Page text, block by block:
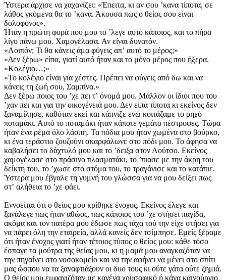
Ύστερα άρχισε να χαχανίζει: «Έπειτα, κι αν σου ʼκανα τίποτα, σε
λάθος γκόμενα θα το ʼκανα. Άκουσα πως ο θείος σου είναι
δολοφόνος».
Ήταν η πρώτη φορά που μου το ʼλεγε αυτό κάποιος, και το πήρα
λίγο πάνω μου. Χαμογέλασα. Αν είναι δυνατόν.
«Λοιπόν; Τι θα κάνεις άμα φύγεις απʼ αυτό το μέρος;»
«Δεν ξέρω» είπα, γιατί αυτό ήταν και το μόνο μέρος που ήξερα.
«Κολέγιο…;»
«Το κολέγιο είναι για χέστες. Πρέπει να φύγεις από δω και να
κάνεις τη ζωή σου, Σαμπίνα.»
Δεν ξέρω ποιος του ʼχε πει τʼ όνομά μου. Μάλλον οι ίδιοι που του
ʼχαν πει και για την οικογένειά μου. Δεν είπα τίποτα κι εκείνος δεν
ξαναμίλησε, καθόταν εκεί και κάπνιζε ενώ κοιτάζαμε το ρηχό
ποταμάκι. Αυτό το ποταμάκι ήταν κάποτε γεμάτο πέστροφες. Τώρα
ήταν ένα ρέμα όλο λάσπη. Τα πόδια μου ήταν χωμένα στο βούρκο,
κι ένα τεράστιο ζουζούνι σκαρφάλωνε στο πόδι μου. Το άφησα να
καβαλήσει το δάχτυλό μου και το ʼδειξα στον Λούτσο. Εκείνος
χαμογέλασε στο πράσινο πλασματάκι, το ʼπιασε με την άκρη του
δείκτη του, το ʼχωσε στο στόμα του, το τραγάνισε και το κατάπιε.
Ύστερα μου έβγαλε τη γυμνή του γλώσσα για να μου δείξει πως
στʼ αλήθεια το ʼχε φάει.
Εννοείται ότι ο θείος μου κρίθηκε ένοχος. Εκείνος έλεγε και
ξανάλεγε πως ήταν αθώος, πως κάποιος του ʼχε στήσει παγίδα,
ακόμα και τον πατέρα μου έδωσε πως τάχα τού την είχε στήσει για
να πάρει όλη την εταιρεία, αλλά κανείς δεν τσίμπησε. Εμείς ξέραμε
ότι ήταν ένοχος γιατί ήταν τέτοιος τύπος ο θείος μου: κάθε τόσο
έσπαγε τα μούτρα της θείας μου, κι η μαμά μου αναγκαζόταν να
την πηγαίνει στο νοσοκομείο και να την αφήνει να μένει στο σπίτι
μας ώσπου να τα ξαναφτιάξουν οι δυο τους κι ούτε γάτα ούτε ζημιά.
Ο θείος μου εμφανιζόταν με κανένα χρυσαφικό ή κάνα καινούργιο